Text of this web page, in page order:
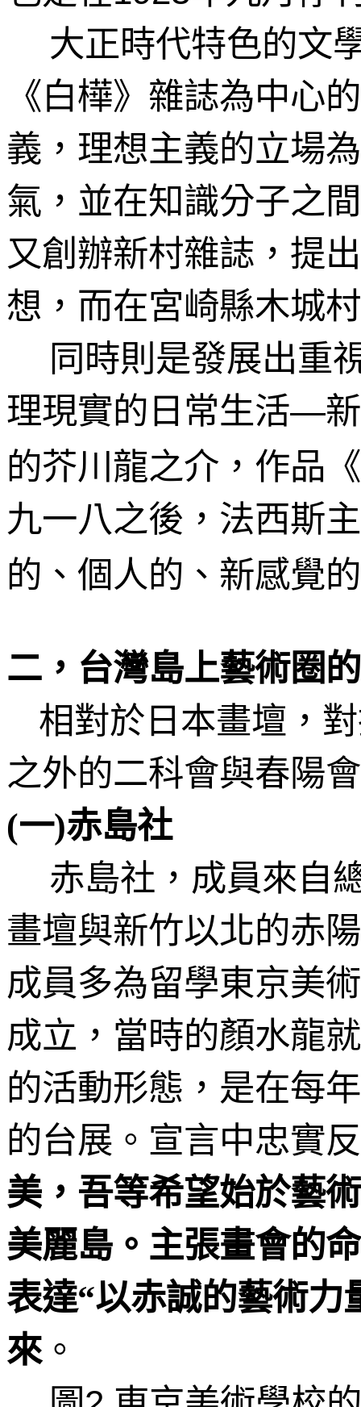
大正時代特色的文
《白樺》雜誌為中心
義，理想主義的立場
氣，並在知識分子之
又創辦新村雜誌，提
想，而在宮崎縣木城
同時則是發展出重
理現實的日常生活—
的芥川龍之介，作品
九一八之後，法西斯
的、個人的、新感覺
二，台灣島上藝術圈
相對於日本畫壇，
之外的二科會與春陽
(一)赤島社
赤島社，成員來自
畫壇與新竹以北的赤
成員多為留學東京美
成立，當時的顏水龍
的活動形態，是在每
的台展。宣言中忠實
美，吾等希望始於藝
美麗島。主張畫會的
表達“以赤誠的藝術力
來。